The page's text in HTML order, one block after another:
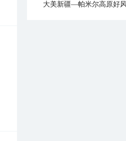
大美新疆—帕米尔高原好